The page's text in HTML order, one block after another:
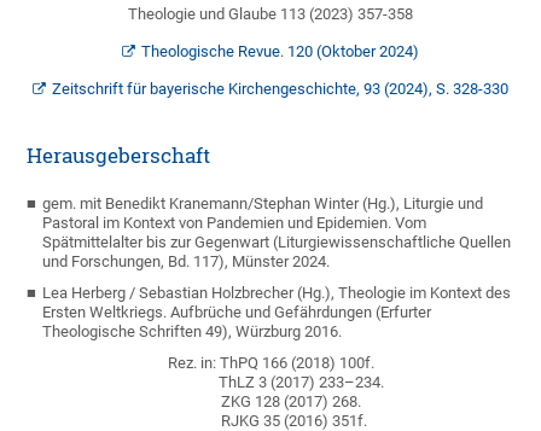
Theologie und Glaube 113 (2023) 357-358
Theologische Revue. 120 (Oktober 2024)
Zeitschrift für bayerische Kirchengeschichte, 93 (2024), S. 328-330
Herausgeberschaft
gem. mit Benedikt Kranemann/Stephan Winter (Hg.), Liturgie und
Pastoral im Kontext von Pandemien und Epidemien. Vom
Spätmittelalter bis zur Gegenwart (Liturgiewissenschaftliche Quellen
und Forschungen, Bd. 117), Münster 2024.
Lea Herberg / Sebastian Holzbrecher (Hg.), Theologie im Kontext des
Ersten Weltkriegs. Aufbrüche und Gefährdungen (Erfurter
Theologische Schriften 49), Würzburg 2016.
Rez. in: ThPQ 166 (2018) 100f.
ThLZ 3 (2017) 233–234.
ZKG 128 (2017) 268.
RJKG 35 (2016) 351f.